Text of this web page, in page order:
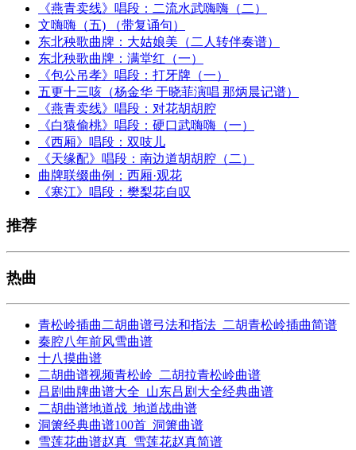
《燕青卖线》唱段：二流水武嗨嗨（二）
文嗨嗨（五) （带复诵句）
东北秧歌曲牌：大姑娘美（二人转伴奏谱）
东北秧歌曲牌：满堂红（一）
《包公吊孝》唱段：打牙牌（一）
五更十三咳（杨金华 于晓菲演唱 那炳晨记谱）
《燕青卖线》唱段：对花胡胡腔
《白猿偷桃》唱段：硬口武嗨嗨（一）
《西厢》唱段：双吱儿
《天缘配》唱段：南边道胡胡腔（二）
曲牌联缀曲例：西厢·观花
《寒江》唱段：樊梨花自叹
推荐
热曲
青松岭插曲二胡曲谱弓法和指法_二胡青松岭插曲简谱
秦腔八年前风雪曲谱
十八摸曲谱
二胡曲谱视频青松岭_二胡拉青松岭曲谱
吕剧曲牌曲谱大全_山东吕剧大全经典曲谱
二胡曲谱地道战_地道战曲谱
洞箫经典曲谱100首_洞箫曲谱
雪莲花曲谱赵真_雪莲花赵真简谱